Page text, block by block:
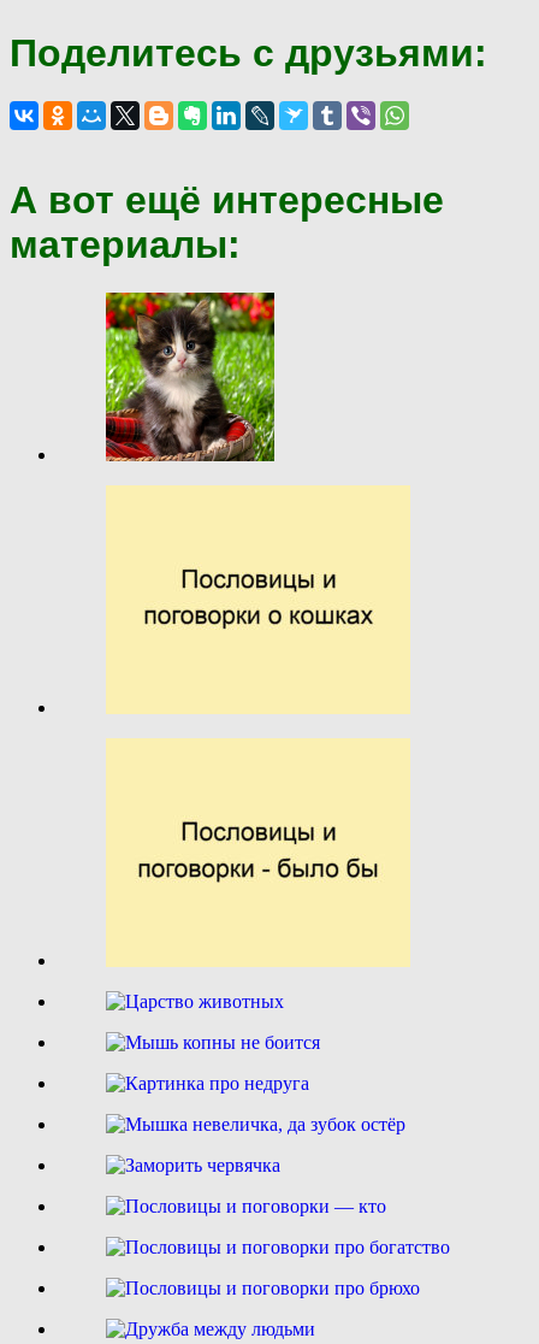
Поделитесь с друзьями:
А вот ещё интересные
материалы: